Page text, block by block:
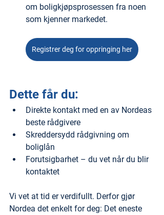
om boligkjøpsprosessen fra noen
som kjenner markedet.
Registrer deg for oppringing her
Dette får du:
Direkte kontakt med en av Nordeas
beste rådgivere
Skreddersydd rådgivning om
boliglån
Forutsigbarhet – du vet når du blir
kontaktet
Vi vet at tid er verdifullt. Derfor gjør
Nordea det enkelt for deg: Det eneste